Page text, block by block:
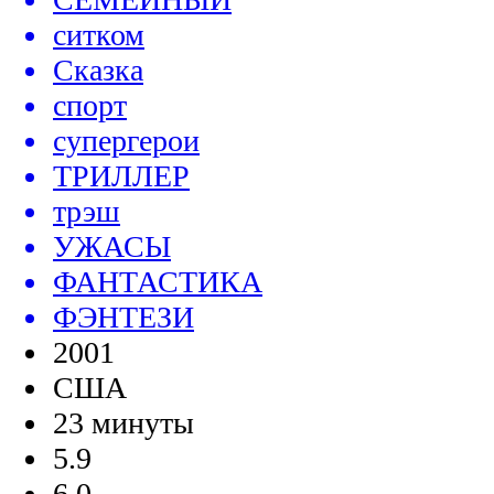
ситком
Сказка
спорт
супергерои
ТРИЛЛЕР
трэш
УЖАСЫ
ФАНТАСТИКА
ФЭНТЕЗИ
2001
США
23 минуты
5.9